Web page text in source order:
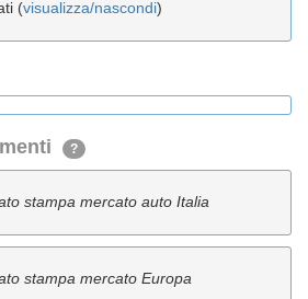
(visualizza/nascondi)
?
stampa mercato auto Italia
stampa mercato Europa